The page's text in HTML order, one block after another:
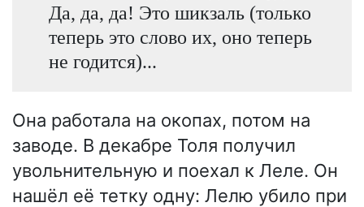
Да, да, да! Это шикзаль (только
теперь это слово их, оно теперь
не годится)...
Она работала на окопах, потом на
заводе. В декабре Толя получил
увольнительную и поехал к Леле. Он
нашёл её тетку одну: Лелю убило при